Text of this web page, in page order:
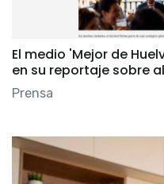
El medio 'Mejor de
en su reportaje sobre
Prensa